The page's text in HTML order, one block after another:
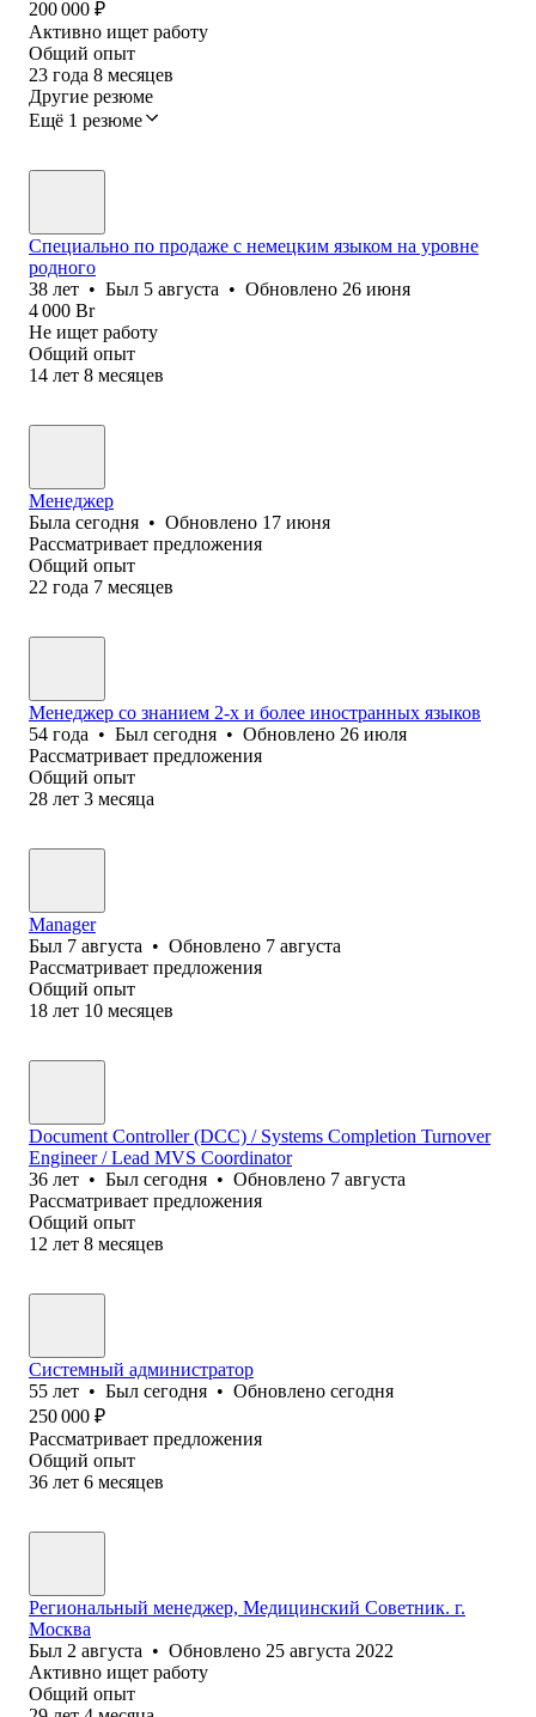
200 000 ₽
Активно ищет работу
Общий опыт
23 года 8 месяцев
Другие резюме
Ещё 1 резюме
Специально по продаже с немецким языком на уровне
родного
38 лет • Был 5 августа • Обновлено 26 июня
4 000 Br
Не ищет работу
Общий опыт
14 лет 8 месяцев
Менеджер
Была сегодня • Обновлено 17 июня
Рассматривает предложения
Общий опыт
22 года 7 месяцев
Менеджер со знанием 2-х и более иностранных языков
54 года • Был сегодня • Обновлено 26 июля
Рассматривает предложения
Общий опыт
28 лет 3 месяца
Manager
Был 7 августа • Обновлено 7 августа
Рассматривает предложения
Общий опыт
18 лет 10 месяцев
Document Controller (DCC) / Systems Completion Turnover
Engineer / Lead MVS Coordinator
36 лет • Был сегодня • Обновлено 7 августа
Рассматривает предложения
Общий опыт
12 лет 8 месяцев
Системный администратор
55 лет • Был сегодня • Обновлено сегодня
250 000 ₽
Рассматривает предложения
Общий опыт
36 лет 6 месяцев
Региональный менеджер, Медицинский Советник. г.
Москва
Был 2 августа • Обновлено 25 августа 2022
Активно ищет работу
Общий опыт